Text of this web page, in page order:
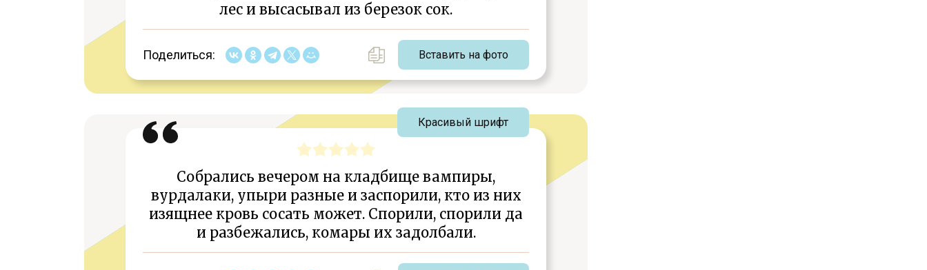
лес и высасывал из березок сок.
Поделиться: Вставить на фото
Собрались вечером на кладбище вампиры,
вурдалаки, упыри разные и заспорили, кто из них
изящнее кровь сосать может. Спорили, спорили да
и разбежались, комары их задолбали.
Красивый шрифт